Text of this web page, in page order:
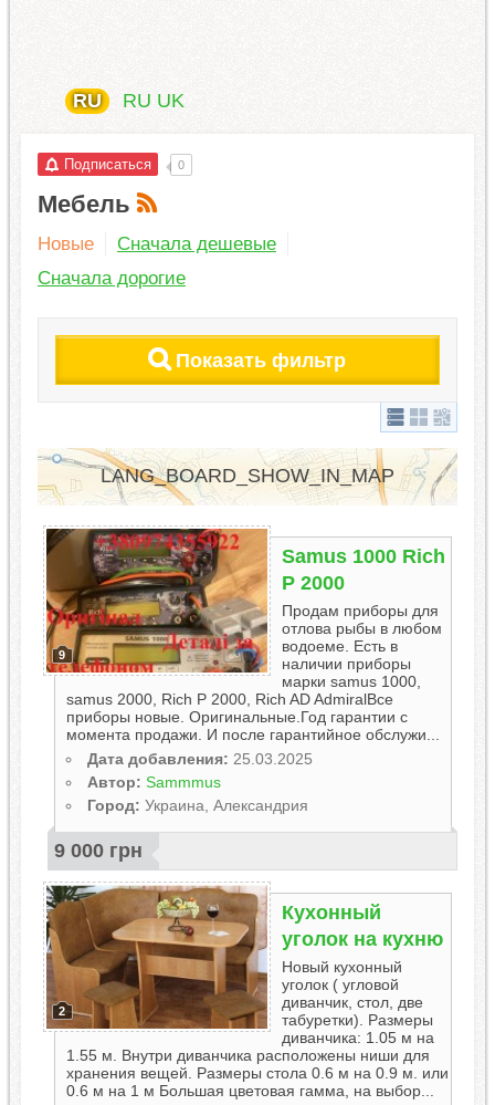
RU RU UK
Подписаться 0
Мебель
Новые
Сначала дешевые
Сначала дорогие
Показать фильтр
LANG_BOARD_SHOW_IN_MAP
9
Samus 1000 Rich
P 2000
Продам приборы для
отлова рыбы в любом
водоеме. Есть в
наличии приборы
марки samus 1000,
samus 2000, Rich P 2000, Rich AD AdmiralВсе
приборы новые. Оригинальные.Год гарантии с
момента продажи. И после гарантийное обслужи...
Дата добавления: 25.03.2025
Автор: Sammmus
Город: Украина, Александрия
9 000 грн
2
Кухонный
уголок на кухню
Новый кухонный
уголок ( угловой
диванчик, стол, две
табуретки). Размеры
диванчика: 1.05 м на
1.55 м. Внутри диванчика расположены ниши для
хранения вещей. Размеры стола 0.6 м на 0.9 м. или
0.6 м на 1 м Большая цветовая гамма, на выбор...